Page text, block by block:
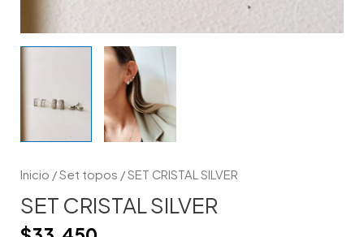
Inicio /Set topos / SET CRISTAL SILVER
SET CRISTAL SILVER